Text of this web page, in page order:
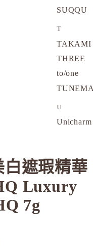
SUQQU
T
TAKAMI
THREE
to/one
U
遮瑕精華
Luxury
7g